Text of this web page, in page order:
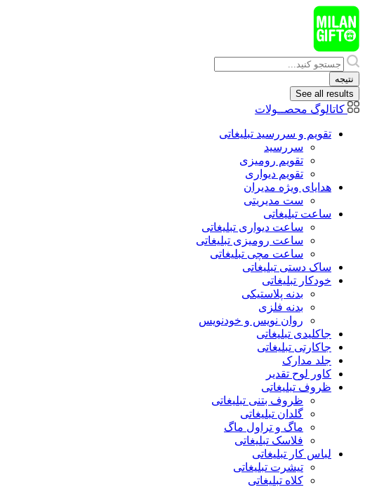
پرش
به
محتوا
Search
...
نتیجه
See all results
کاتالوگ محصــولات
تقویم و سررسید تبلیغاتی
سررسید
تقویم رومیزی
تقویم دیواری
هدایای ويژه مدیران
ست مدیریتی
ساعت تبلیغاتی
ساعت دیواری تبلیغاتی
ساعت رومیزی تبلیغاتی
ساعت مچی تبلیغاتی
ساک دستی تبلیغاتی
خودکار تبلیغاتی
بدنه پلاستیکی
بدنه فلزی
روان نویس و خودنویس
جاکلیدی تبلیغاتی
جاکارتی تبلیغاتی
جلد مدارک
کاور لوح تقدیر
ظروف تبلیغاتی
ظروف بتنی تبلیغاتی
گلدان تبلیغاتی
ماگ و تراول ماگ
فلاسک تبلیغاتی
لباس کار تبلیغاتی
تیشرت تبلیغاتی
کلاه تبلیغاتی